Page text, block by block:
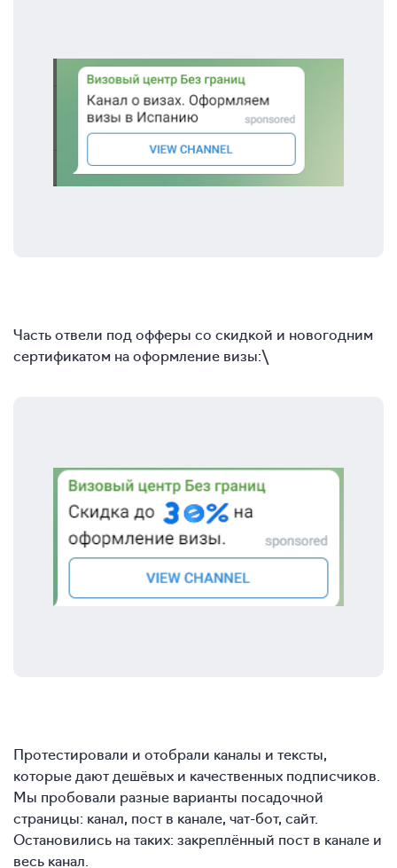
Часть отвели под офферы со скидкой и новогодним
сертификатом на оформление визы:\
Протестировали и отобрали каналы и тексты,
которые дают дешёвых и качественных подписчиков.
Мы пробовали разные варианты посадочной
страницы: канал, пост в канале, чат-бот, сайт.
Остановились на таких: закреплённый пост в канале и
весь канал.